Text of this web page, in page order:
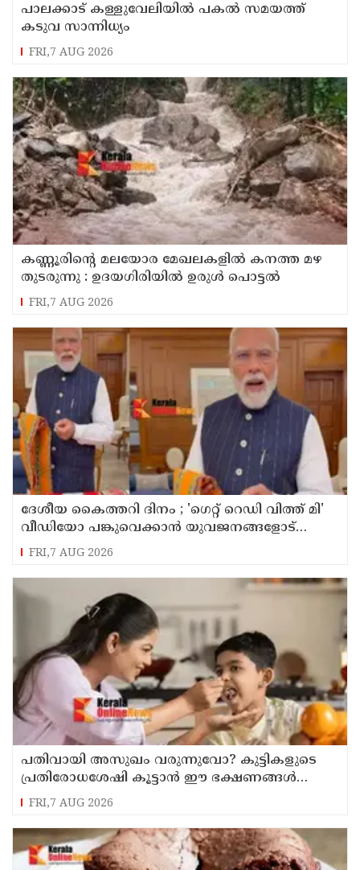
പാലക്കാട് കള്ളുവേലിയില്‍ പകല്‍ സമയത്ത്
കടുവ സാന്നിധ്യം
FRI,7 AUG 2026
കണ്ണൂരിൻ്റെ മലയോര മേഖലകളിൽ കനത്ത മഴ
തുടരുന്നു : ഉദയഗിരിയിൽ ഉരുൾ പൊട്ടൽ
FRI,7 AUG 2026
ദേശീയ കൈത്തറി ദിനം ; 'ഗെറ്റ് റെഡി വിത്ത് മി'
വീഡിയോ പങ്കുവെക്കാൻ യുവജനങ്ങളോട്
അഭ്യർത്ഥിച്ച് പ്രധാനമന്ത്രി നരേന്ദ്ര മോദി
FRI,7 AUG 2026
പതിവായി അസുഖം വരുന്നുവോ? കുട്ടികളുടെ
പ്രതിരോധശേഷി കൂട്ടാൻ ഈ ഭക്ഷണങ്ങൾ
കൊടുക്കൂ
FRI,7 AUG 2026